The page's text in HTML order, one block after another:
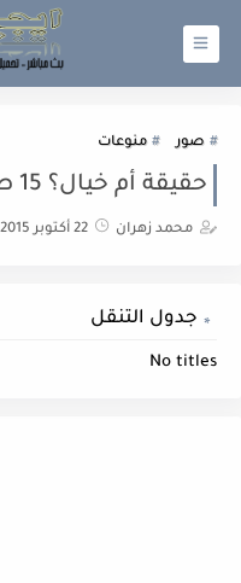
صور منوعات
حقيقة أم خيال؟ 15 صورة لمناظر طبيعية خيالية
محمد زهران 22 أكتوبر 2015
جدول التنقل
No titles